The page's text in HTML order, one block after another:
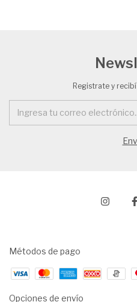
Registrate y
Métodos de pago
Opciones de envío